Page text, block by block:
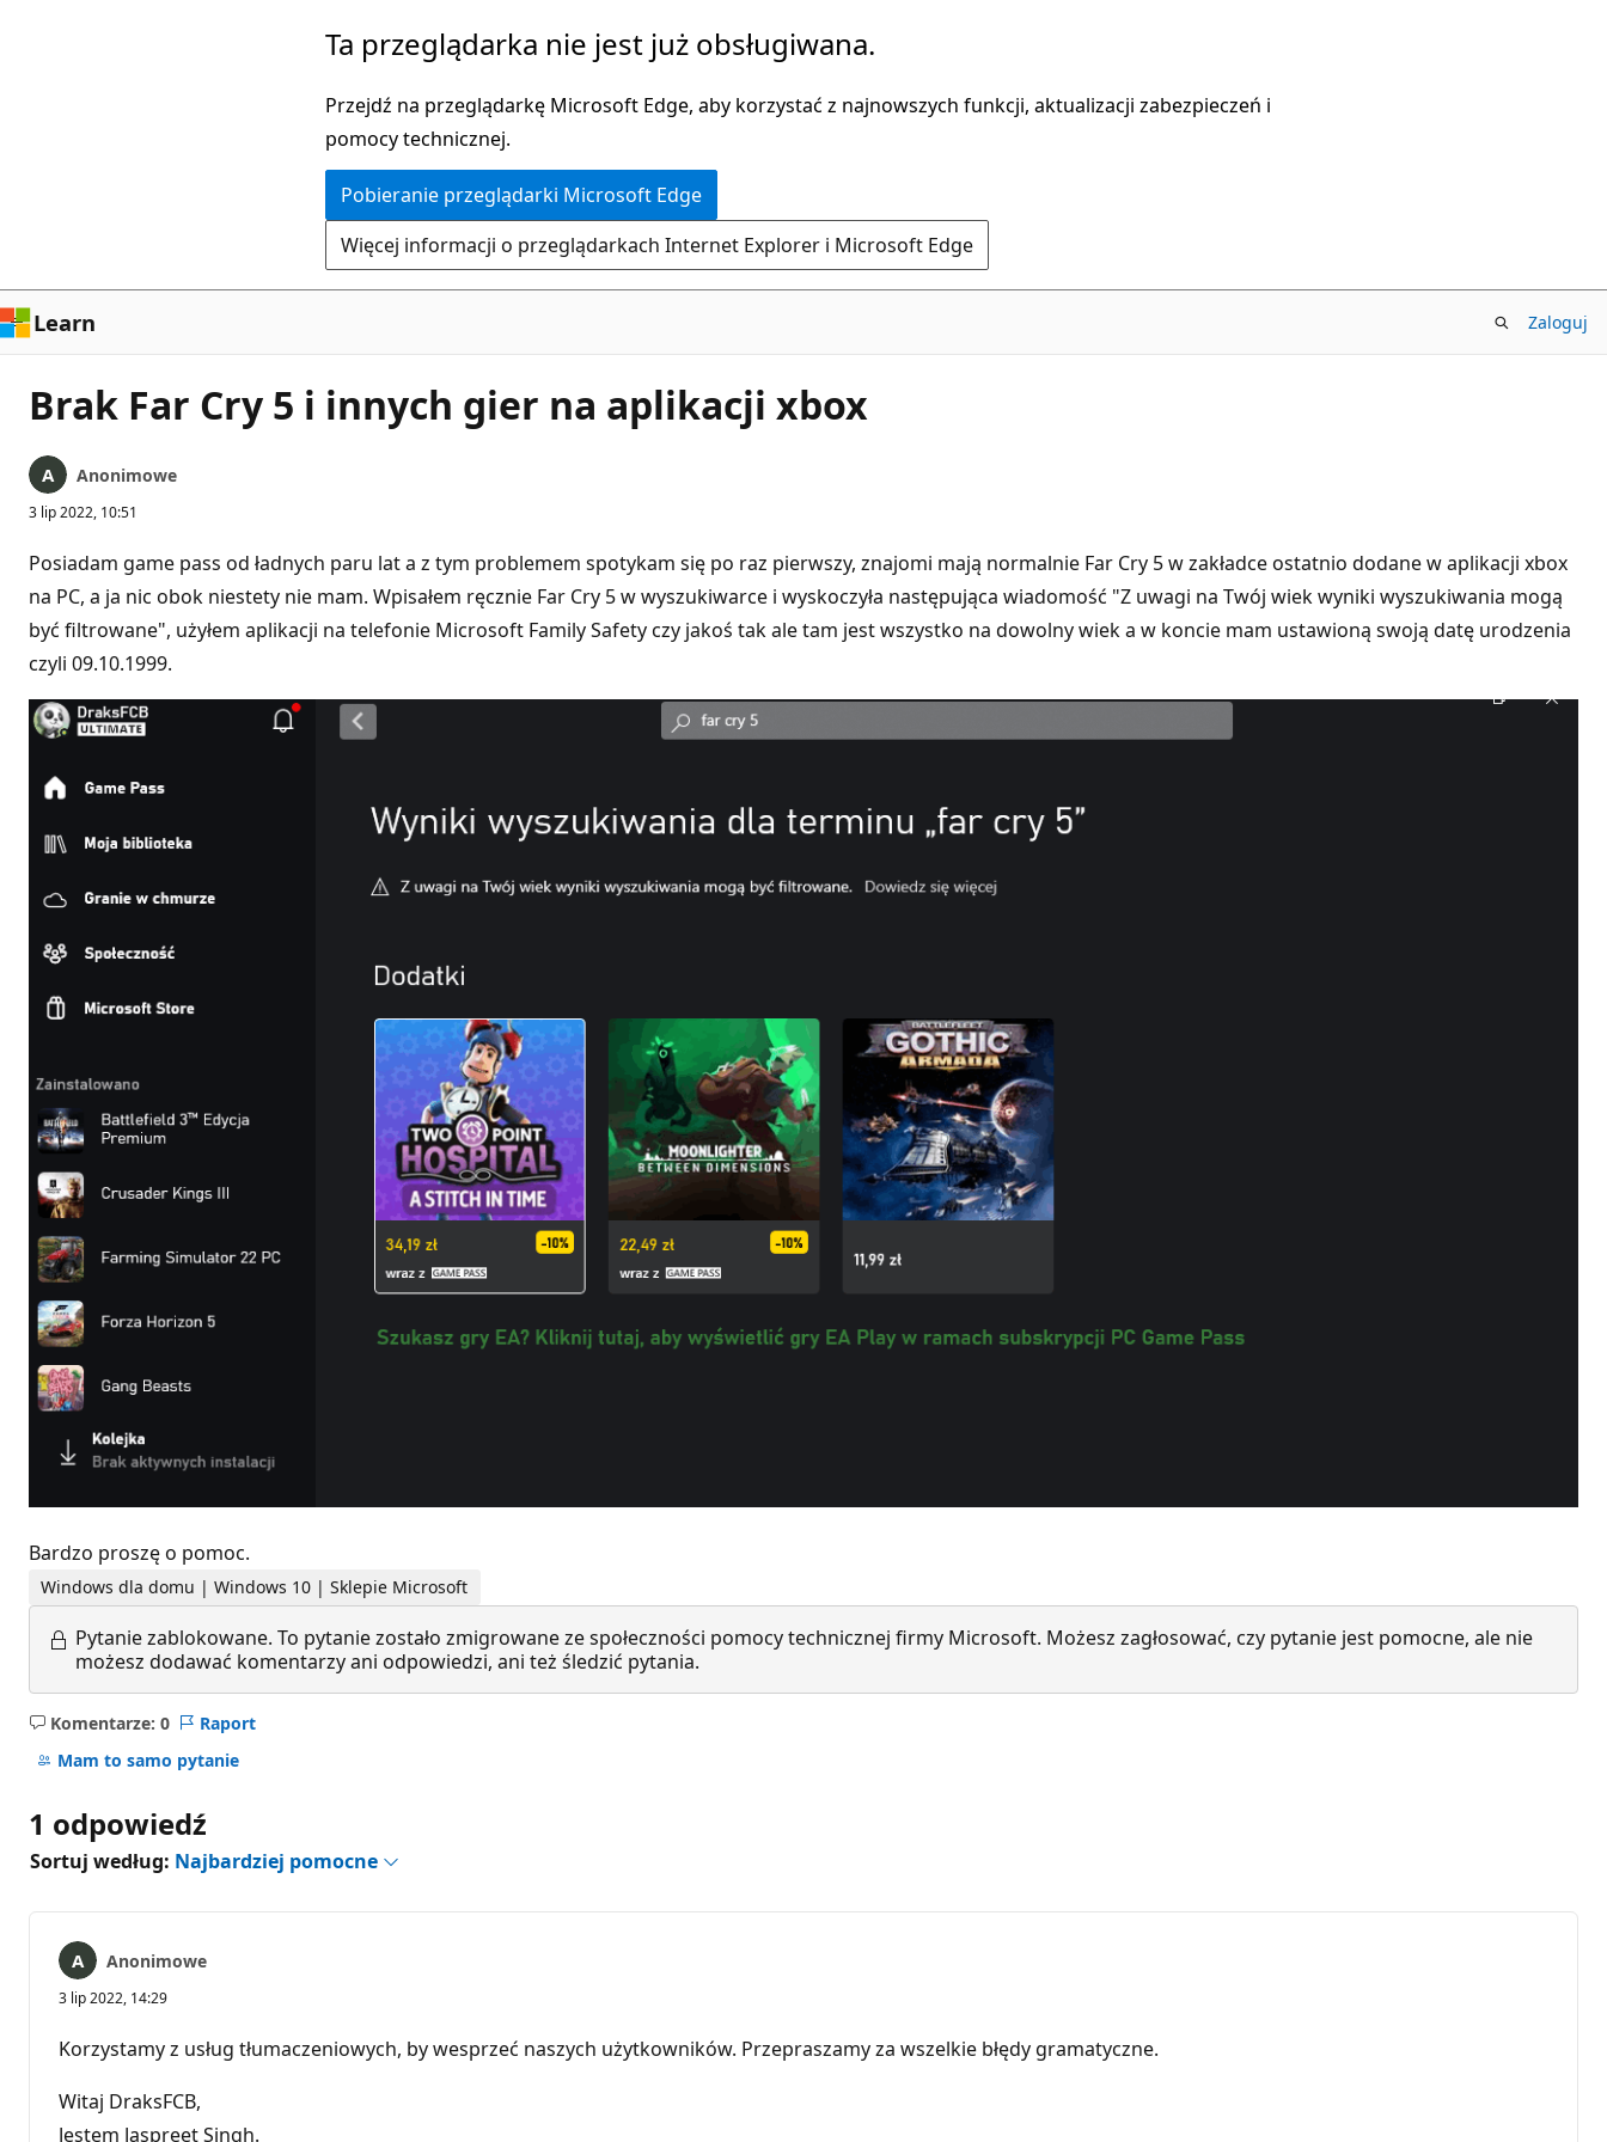
Ta przeglądarka nie jest już obsługiwana.
Przejdź na przeglądarkę Microsoft Edge, aby korzystać z najnowszych funkcji, aktualizacji zabezpieczeń i
pomocy technicznej.
Pobieranie przeglądarki Microsoft Edge
Więcej informacji o przeglądarkach Internet Explorer i Microsoft Edge
Learn Zaloguj
Brak Far Cry 5 i innych gier na aplikacji xbox
Anonimowe
3 lip 2022, 10:51
Posiadam game pass od ładnych paru lat a z tym problemem spotykam się po raz pierwszy, znajomi mają normalnie Far Cry 5 w zakładce ostatnio dodane w aplikacji xbox
na PC, a ja nic obok niestety nie mam. Wpisałem ręcznie Far Cry 5 w wyszukiwarce i wyskoczyła następująca wiadomość "Z uwagi na Twój wiek wyniki wyszukiwania mogą
być filtrowane", użyłem aplikacji na telefonie Microsoft Family Safety czy jakoś tak ale tam jest wszystko na dowolny wiek a w koncie mam ustawioną swoją datę urodzenia
czyli 09.10.1999.
Bardzo proszę o pomoc.
Windows dla domu | Windows 10 | Sklepie Microsoft
Pytanie zablokowane. To pytanie zostało zmigrowane ze społeczności pomocy technicznej firmy Microsoft. Możesz zagłosować, czy pytanie jest pomocne, ale nie
możesz dodawać komentarzy ani odpowiedzi, ani też śledzić pytania.
Komentarze: 0
Brak
komentarzy
Raport
Mam to samo pytanie
1 odpowiedź
Sortuj według: Najbardziej pomocne
Anonimowe
3 lip 2022, 14:29
Korzystamy z usług tłumaczeniowych, by wesprzeć naszych użytkowników. Przepraszamy za wszelkie błędy gramatyczne.
Witaj DraksFCB,
Jestem Jaspreet Singh.